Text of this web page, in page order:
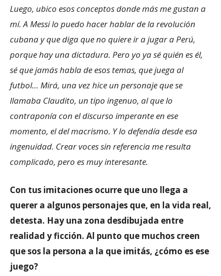
Luego, ubico esos conceptos donde más me gustan a
mí. A Messi lo puedo hacer hablar de la revolución
cubana y que diga que no quiere ir a jugar a Perú,
porque hay una dictadura. Pero yo ya sé quién es él,
sé que jamás habla de esos temas, que juega al
futbol… Mirá, una vez hice un personaje que se
llamaba Claudito, un tipo ingenuo, al que lo
contraponía con el discurso imperante en ese
momento, el del macrismo. Y lo defendía desde esa
ingenuidad. Crear voces sin referencia me resulta
complicado, pero es muy interesante.
Con tus imitaciones ocurre que uno llega a
querer a algunos personajes que, en la vida real,
detesta. Hay una zona desdibujada entre
realidad y ficción. Al punto que muchos creen
que sos la persona a la que imitás, ¿cómo es ese
juego?